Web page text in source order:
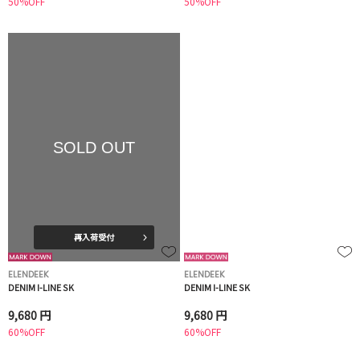
SOLD OUT
再入荷受付
ELENDEEK
DENIM I-LINE SK
9,680 円
60%OFF
ELENDEEK
DENIM I-LINE SK
9,680 円
60%OFF